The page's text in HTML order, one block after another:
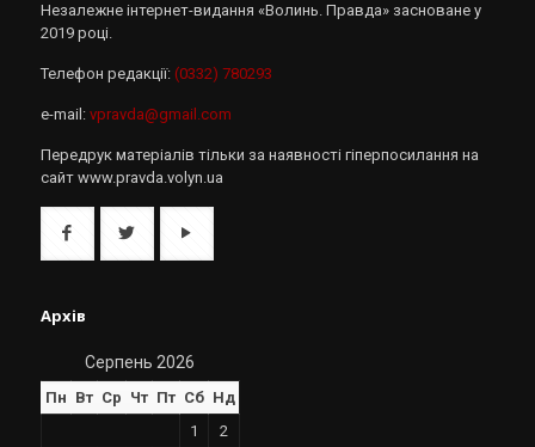
Незалежне інтернет-видання «Волинь. Правда» засноване у
2019 році.
Телефон редакції: (0332) 780293
e-mail: vpravda@gmail.com
Передрук матеріалів тільки за наявності гіперпосилання на
сайт www.pravda.volyn.ua
Архів
Серпень 2026
Пн Вт Ср Чт Пт Сб Нд
1
2